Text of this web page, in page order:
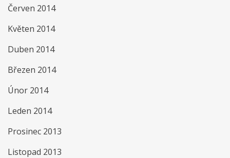
Červen 2014
Květen 2014
Duben 2014
Březen 2014
Únor 2014
Leden 2014
Prosinec 2013
Listopad 2013